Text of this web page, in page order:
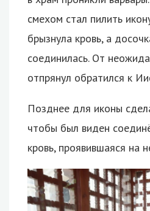
смехом стал пилить
брызнула кровь, а
соединилась. От
отпрянул обратился к
Позднее для иконы
чтобы был виден
кровь, проявившаяся на